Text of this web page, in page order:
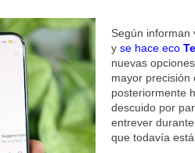
Según
yse hace eco
nuevas
mayor precisión
posteriormente
descuido por
entrever
que todavía